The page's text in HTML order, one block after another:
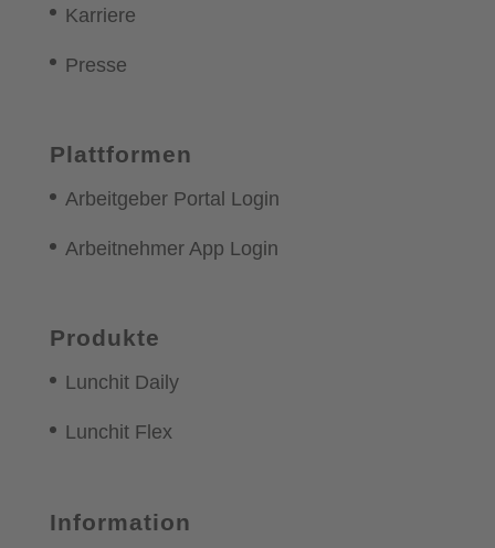
Karriere
Presse
Plattformen
Arbeitgeber Portal Login
Arbeitnehmer App Login
Produkte
Lunchit Daily
Lunchit Flex
Information